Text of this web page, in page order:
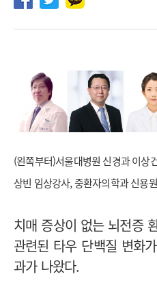
(왼쪽부터)서울대병원 신경과 이상
상빈 임상강사, 중환자의학과 신용
치매 증상이 없는 뇌전증
관련된 타우 단백질 변화
과가 나왔다.